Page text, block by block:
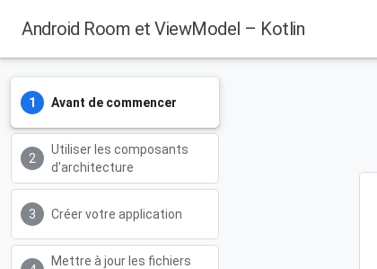
Android Room et ViewModel – Kotlin
Avant de commencer
Utiliser les composants
d'architecture
Créer votre application
Mettre à jour les fichiers